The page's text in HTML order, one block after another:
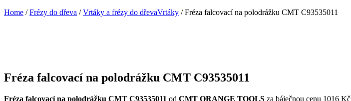
Home /Frézy do dřeva /Vrtáky a frézy do dřevaVrtáky / Fréza falcovací na polodrážku CMT C93535011
Fréza falcovací na polodrážku CMT C93535011
Fréza falcovací na polodrážku CMT C93535011 od CMT ORANGE TOOLS za báječnou cenu 1016 Kč